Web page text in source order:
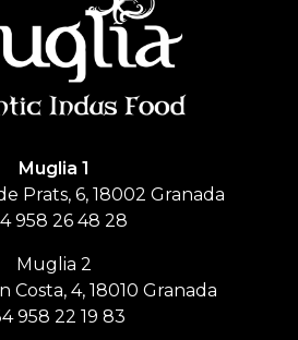
Muglia 1
Prats, 6, 18002 Granada
958 26 48 28
Muglia 2
Costa, 4, 18010 Granada
958 22 19 83